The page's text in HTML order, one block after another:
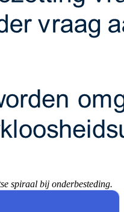
spiraal bij onderbesteding.